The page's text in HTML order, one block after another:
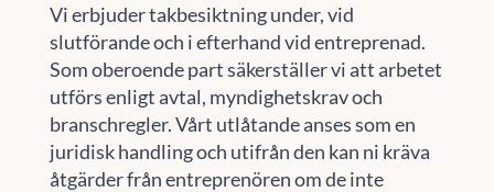
Vi erbjuder takbesiktning under, vid
slutförande och i efterhand vid entreprenad.
Som oberoende part säkerställer vi att arbetet
utförs enligt avtal, myndighetskrav och
branschregler. Vårt utlåtande anses som en
juridisk handling och utifrån den kan ni kräva
åtgärder från entreprenören om de inte